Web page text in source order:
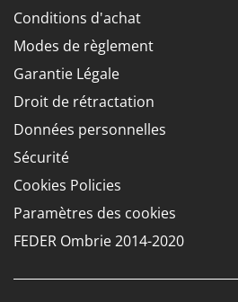
River Systems
Robomow
Rossofuoco
Rover Pompe
Royal Food
S
Santos
Sbaraglia
Schnitzer
Conditions d'achat
Modes de règlement
Garantie Légale
Droit de rétractation
Données personnelles
Sécurité
Cookies Policies
Paramètres des cookies
FEDER Ombrie 2014-2020